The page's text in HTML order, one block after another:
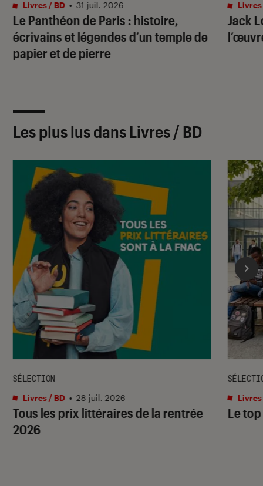
Le Panthéon de Paris : histoire,
écrivains et légendes d’un temple de
papier et de pierre
Livres / BD • 31 juil. 2026
Jack
Livres
Les plus lus dans Livres / BD
Tous les prix littéraires de la rentrée
2026
SÉLECTION
Livres / BD • 28 juil. 2026
Le
Livres